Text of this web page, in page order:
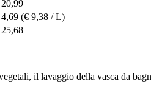
(€ 9,38 / L)
il lavaggio della vasca da